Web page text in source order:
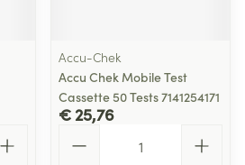
Accu-Chek
Accu Chek Mobile Test
Cassette 50 Tests 7141254171
€ 25,76